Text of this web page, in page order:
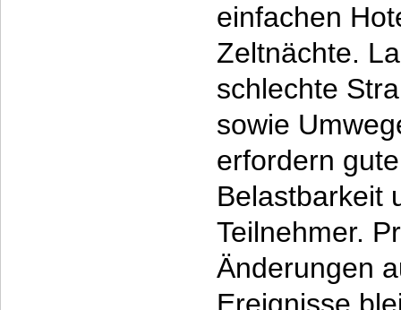
einfachen
Zeltnächte.
schlechte
sowie
erfordern
Belastbarkeit
Teilnehmer.
Änderungen